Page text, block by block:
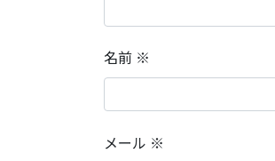
名前 ※
メール ※